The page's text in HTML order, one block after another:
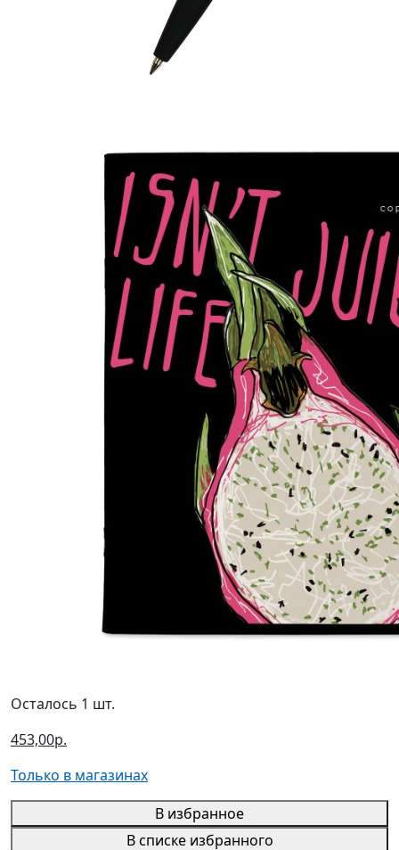
Осталось 1 шт.
453,00р.
Только в магазинах
В избранное
В списке избранного